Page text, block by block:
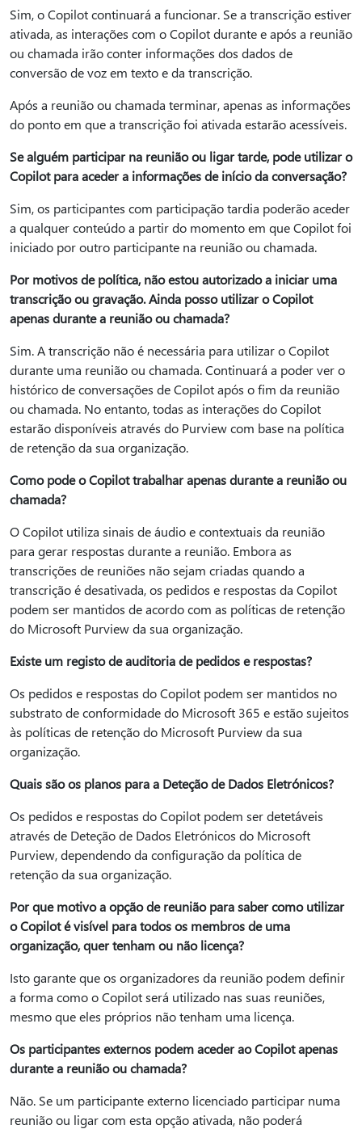
Sim, o Copilot continuará a funcionar. Se a transcrição estiver
ativada, as interações com o Copilot durante e após a reunião
ou chamada irão conter informações dos dados de
conversão de voz em texto e da transcrição.
Após a reunião ou chamada terminar, apenas as informações
do ponto em que a transcrição foi ativada estarão acessíveis.
Se alguém participar na reunião ou ligar tarde, pode utilizar o
Copilot para aceder a informações de início da conversação?
Sim, os participantes com participação tardia poderão aceder
a qualquer conteúdo a partir do momento em que Copilot foi
iniciado por outro participante na reunião ou chamada.
Por motivos de política, não estou autorizado a iniciar uma
transcrição ou gravação. Ainda posso utilizar o Copilot
apenas durante a reunião ou chamada?
Sim. A transcrição não é necessária para utilizar o Copilot
durante uma reunião ou chamada. Continuará a poder ver o
histórico de conversações de Copilot após o fim da reunião
ou chamada. No entanto, todas as interações do Copilot
estarão disponíveis através do Purview com base na política
de retenção da sua organização.
Como pode o Copilot trabalhar apenas durante a reunião ou
chamada?
O Copilot utiliza sinais de áudio e contextuais da reunião
para gerar respostas durante a reunião. Embora as
transcrições de reuniões não sejam criadas quando a
transcrição é desativada, os pedidos e respostas da Copilot
podem ser mantidos de acordo com as políticas de retenção
do Microsoft Purview da sua organização.
Existe um registo de auditoria de pedidos e respostas?
Os pedidos e respostas do Copilot podem ser mantidos no
substrato de conformidade do Microsoft 365 e estão sujeitos
às políticas de retenção do Microsoft Purview da sua
organização.
Quais são os planos para a Deteção de Dados Eletrónicos?
Os pedidos e respostas do Copilot podem ser detetáveis
através de Deteção de Dados Eletrónicos do Microsoft
Purview, dependendo da configuração da política de
retenção da sua organização.
Por que motivo a opção de reunião para saber como utilizar
o Copilot é visível para todos os membros de uma
organização, quer tenham ou não licença?
Isto garante que os organizadores da reunião podem definir
a forma como o Copilot será utilizado nas suas reuniões,
mesmo que eles próprios não tenham uma licença.
Os participantes externos podem aceder ao Copilot apenas
durante a reunião ou chamada?
Não. Se um participante externo licenciado participar numa
reunião ou ligar com esta opção ativada, não poderá